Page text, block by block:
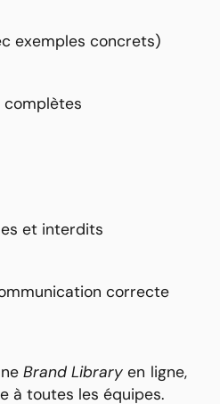
exemples concrets)
complètes
et interdits
correcte
Brand Library en ligne,
à toutes les équipes.